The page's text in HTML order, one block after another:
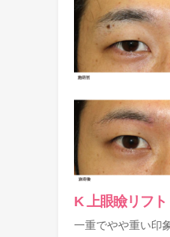
K 上眼瞼リフ
一重でやや重い印